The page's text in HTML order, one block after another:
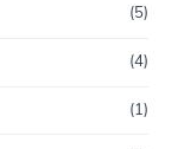
(5)
(4)
(1)